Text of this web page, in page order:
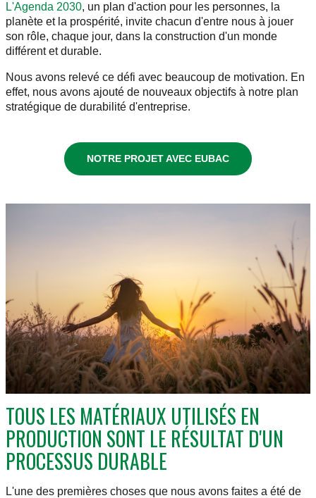
L'Agenda 2030, un plan d'action pour les personnes, la
planète et la prospérité, invite chacun d'entre nous à jouer
son rôle, chaque jour, dans la construction d'un monde
différent et durable.
Nous avons relevé ce défi avec beaucoup de motivation. En
effet, nous avons ajouté de nouveaux objectifs à notre plan
stratégique de durabilité d'entreprise.
NOTRE PROJET AVEC EUBAC
TOUS LES MATÉRIAUX UTILISÉS EN
PRODUCTION SONT LE RÉSULTAT D'UN
PROCESSUS DURABLE
L'une des premières choses que nous avons faites a été de